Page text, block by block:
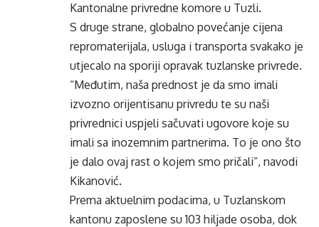
Kantonalne privredne komore u Tuzli.
S druge strane, globalno povećanje cijena
repromaterijala, usluga i transporta svakako je
utjecalo na sporiji opravak tuzlanske privrede.
“Međutim, naša prednost je da smo imali
izvozno orijentisanu privredu te su naši
privrednici uspjeli sačuvati ugovore koje su
imali sa inozemnim partnerima. To je ono što
je dalo ovaj rast o kojem smo pričali”, navodi
Kikanović.
Prema aktuelnim podacima, u Tuzlanskom
kantonu zaposlene su 103 hiljade osoba, dok